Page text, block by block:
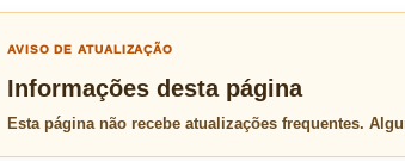
AVISO DE ATUALIZAÇÃO
Informações desta página
Esta página não recebe atualizações frequentes.